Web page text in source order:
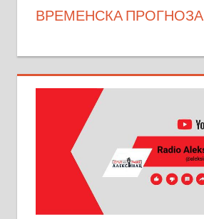
ВРЕМЕНСКА ПРОГНОЗА